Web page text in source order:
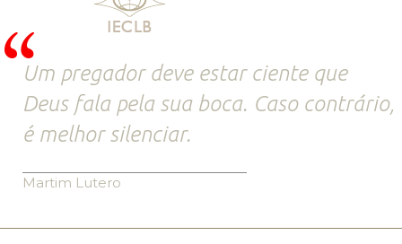
Um pregador deve estar ciente que
Deus fala pela sua boca. Caso contrário,
é melhor silenciar.
Martim Lutero